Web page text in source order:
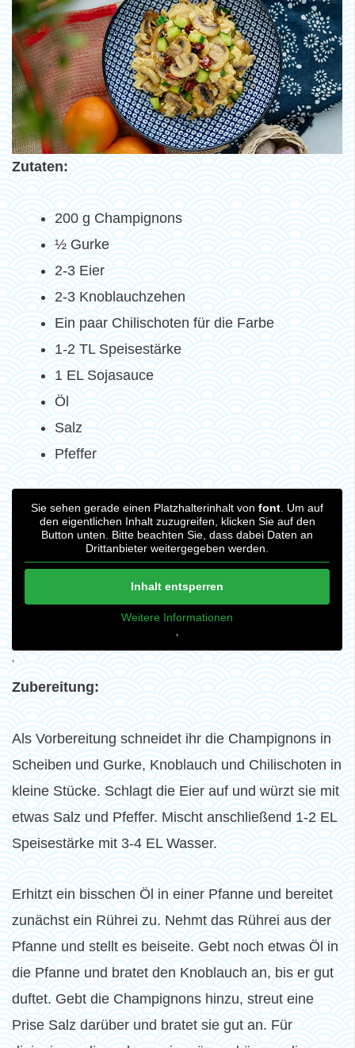
Zutaten:
200 g Champignons
½ Gurke
2-3 Eier
2-3 Knoblauchzehen
Ein paar Chilischoten für die Farbe
1-2 TL Speisestärke
1 EL Sojasauce
Öl
Salz
Pfeffer
Sie sehen gerade einen Platzhalterinhalt von font . Um auf
den eigentlichen Inhalt zuzugreifen, klicken Sie auf den
Button unten. Bitte beachten Sie, dass dabei Daten an
Drittanbieter weitergegeben werden.
Inhalt entsperren
Weitere Informationen
Zubereitung:
Als Vorbereitung schneidet ihr die Champignons in
Scheiben und Gurke, Knoblauch und Chilischoten in
kleine Stücke. Schlagt die Eier auf und würzt sie mit
etwas Salz und Pfeffer. Mischt anschließend 1-2 EL
Speisestärke mit 3-4 EL Wasser.
Erhitzt ein bisschen Öl in einer Pfanne und bereitet
zunächst ein Rührei zu. Nehmt das Rührei aus der
Pfanne und stellt es beiseite. Gebt noch etwas Öl in
die Pfanne und bratet den Knoblauch an, bis er gut
duftet. Gebt die Champignons hinzu, streut eine
Prise Salz darüber und bratet sie gut an. Für